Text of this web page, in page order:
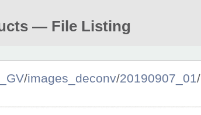
— File Listing
/images_deconv/20190907_01/